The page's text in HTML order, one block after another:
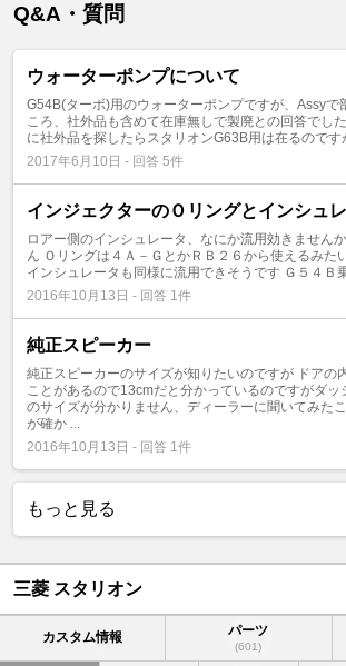
Q&A・質問
ウォーターポンプについて
G54B(ターボ)用のウォーターポンプですが、Assyで
ころ、社外品も含めて在庫無しで製廃との回答でし
に社外品を探したらスタリオンG63B用は在るのです
2017年6月10日 - 回答 5件
インジェクターのＯリングとインシュ
ロアー側のインシュレータ、なにか流用効きません
ん Ｏリングは４Ａ－ＧとかＲＢ２６から使えるみた
インシュレータも同様に流用できそうです Ｇ５４Ｂ
2016年10月13日 - 回答 1件
純正スピーカー
純正スピーカーのサイズが知りたいのですが ドアの
ことがあるので13cmだと分かっているのですがダッ
のサイズが分かりません、ディーラーに聞いてみた
が確か ...
2016年10月13日 - 回答 1件
もっと見る
三菱 スタリオン
カスタム情報 パーツ
(601)